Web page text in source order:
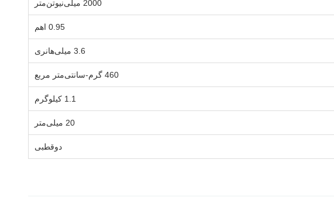
2000 میلی‌نیوتن‌متر
0.95 اهم
3.6 میلی‌هانری
460 گرم-سانتی‌متر مربع
1.1 کیلوگرم
20 میلی‌متر
دوقطبی